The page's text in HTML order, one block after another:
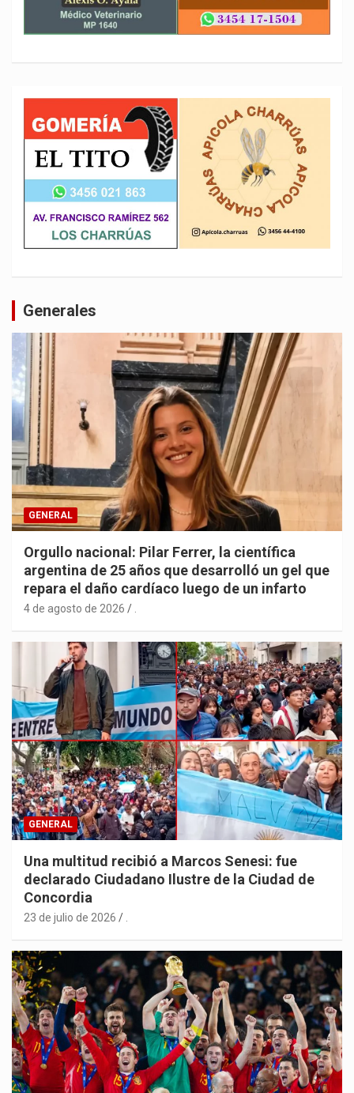
Generales
GENERAL
Orgullo nacional: Pilar Ferrer, la científica
argentina de 25 años que desarrolló un gel que
repara el daño cardíaco luego de un infarto
4 de agosto de 2026
GENERAL
Una multitud recibió a Marcos Senesi: fue
declarado Ciudadano Ilustre de la Ciudad de
Concordia
23 de julio de 2026